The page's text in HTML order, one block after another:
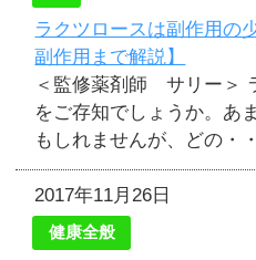
ラクツロースは副作用の
副作用まで解説】
＜監修薬剤師 サリー＞
をご存知でしょうか。あ
もしれませんが、どの・
2017年11月26日
健康全般